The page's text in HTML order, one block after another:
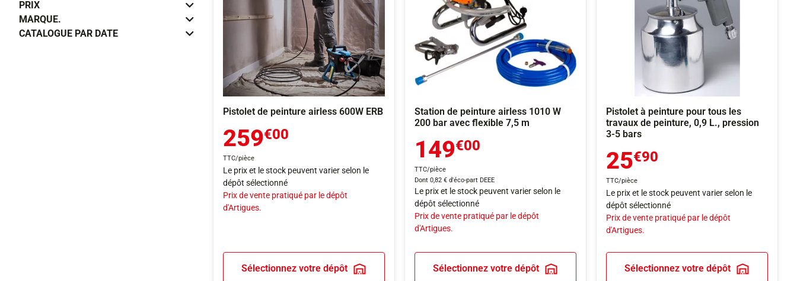
PRIX
MARQUE.
CATALOGUE PAR DATE
Pistolet de peinture airless 600W ERB
259€00
TTC/pièce
Le prix et le stock peuvent varier selon le
dépôt sélectionné
Prix de vente pratiqué par le dépôt
d'Artigues.
Sélectionnez votre dépôt
Station de peinture airless 1010 W
200 bar avec flexible 7,5 m
149€00
TTC/pièce
Dont 0,82 € d'éco-part DEEE
Le prix et le stock peuvent varier selon le
dépôt sélectionné
Prix de vente pratiqué par le dépôt
d'Artigues.
Sélectionnez votre dépôt
Pistolet à peinture pour tous les
travaux de peinture, 0,9 L., pression
3-5 bars
25€90
TTC/pièce
Le prix et le stock peuvent varier selon le
dépôt sélectionné
Prix de vente pratiqué par le dépôt
d'Artigues.
Sélectionnez votre dépôt